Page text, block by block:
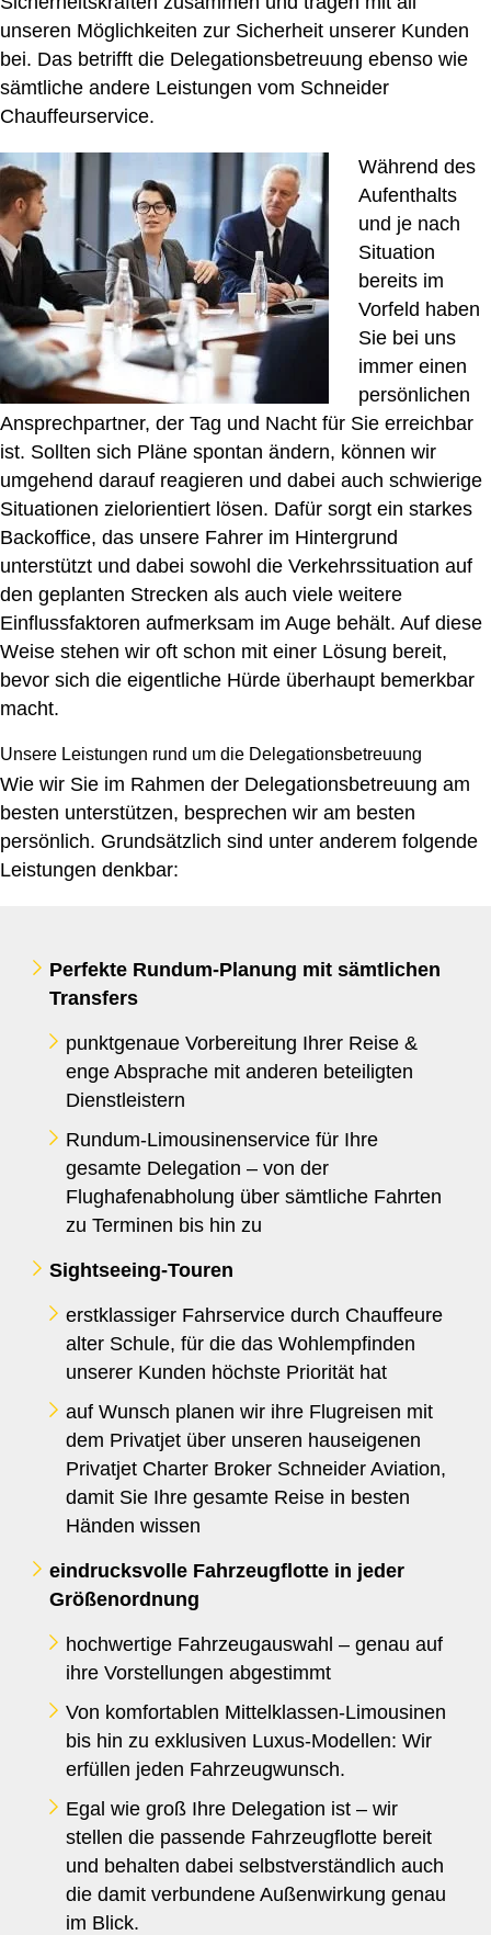
unseren Möglichkeiten zur Sicherheit unserer Kunden
bei. Das betrifft die Delegationsbetreuung ebenso wie
sämtliche andere Leistungen vom Schneider
Chauffeurservice.
Während des
Aufenthalts
und je nach
Situation
bereits im
Vorfeld haben
Sie bei uns
immer einen
persönlichen
Ansprechpartner, der Tag und Nacht für Sie erreichbar
ist. Sollten sich Pläne spontan ändern, können wir
umgehend darauf reagieren und dabei auch schwierige
Situationen zielorientiert lösen. Dafür sorgt ein starkes
Backoffice, das unsere Fahrer im Hintergrund
unterstützt und dabei sowohl die Verkehrssituation auf
den geplanten Strecken als auch viele weitere
Einflussfaktoren aufmerksam im Auge behält. Auf diese
Weise stehen wir oft schon mit einer Lösung bereit,
bevor sich die eigentliche Hürde überhaupt bemerkbar
macht.
Unsere Leistungen rund um die Delegationsbetreuung
Wie wir Sie im Rahmen der Delegationsbetreuung am
besten unterstützen, besprechen wir am besten
persönlich. Grundsätzlich sind unter anderem folgende
Leistungen denkbar:
Perfekte Rundum-Planung mit sämtlichen
Transfers
punktgenaue Vorbereitung Ihrer Reise &
enge Absprache mit anderen beteiligten
Dienstleistern
Rundum-Limousinenservice für Ihre
gesamte Delegation – von der
Flughafenabholung über sämtliche Fahrten
zu Terminen bis hin zu
Sightseeing-Touren
erstklassiger Fahrservice durch Chauffeure
alter Schule, für die das Wohlempfinden
unserer Kunden höchste Priorität hat
auf Wunsch planen wir ihre Flugreisen mit
dem Privatjet über unseren hauseigenen
Privatjet Charter Broker Schneider Aviation,
damit Sie Ihre gesamte Reise in besten
Händen wissen
eindrucksvolle Fahrzeugflotte in jeder
Größenordnung
hochwertige Fahrzeugauswahl – genau auf
ihre Vorstellungen abgestimmt
Von komfortablen Mittelklassen-Limousinen
bis hin zu exklusiven Luxus-Modellen: Wir
erfüllen jeden Fahrzeugwunsch.
Egal wie groß Ihre Delegation ist – wir
stellen die passende Fahrzeugflotte bereit
und behalten dabei selbstverständlich auch
die damit verbundene Außenwirkung genau
im Blick.